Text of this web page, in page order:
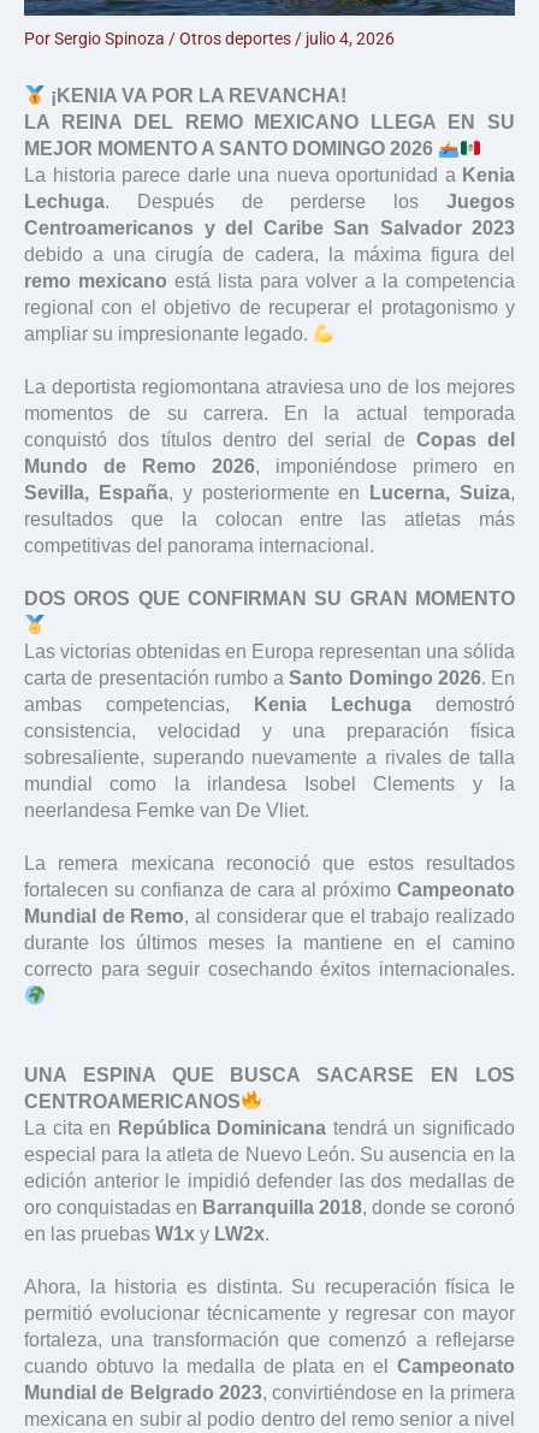
PorSergio Spinoza /Otros deportes / julio 4, 2026
¡KENIA VA POR LA REVANCHA!
LA REINA DEL REMO MEXICANO LLEGA EN SU
MEJOR MOMENTO A SANTO DOMINGO 2026
La historia parece darle una nueva oportunidad a Kenia
Lechuga. Después de perderse los Juegos
Centroamericanos y del Caribe San Salvador 2023
debido a una cirugía de cadera, la máxima figura del
remo mexicano está lista para volver a la competencia
regional con el objetivo de recuperar el protagonismo y
ampliar su impresionante legado.
La deportista regiomontana atraviesa uno de los mejores
momentos de su carrera. En la actual temporada
conquistó dos títulos dentro del serial de Copas del
Mundo de Remo 2026, imponiéndose primero en
Sevilla, España, y posteriormente en Lucerna, Suiza,
resultados que la colocan entre las atletas más
competitivas del panorama internacional.
DOS OROS QUE CONFIRMAN SU GRAN MOMENTO
Las victorias obtenidas en Europa representan una sólida
carta de presentación rumbo aSanto Domingo 2026. En
ambas competencias,
Kenia Lechuga demostró
consistencia, velocidad y una preparación física
sobresaliente, superando nuevamente a rivales de talla
mundial como la irlandesa Isobel Clements y la
neerlandesa Femke van De Vliet.
La remera mexicana reconoció que estos resultados
fortalecen su confianza de cara al próximo Campeonato
Mundial de Remo, al considerar que el trabajo realizado
durante los últimos meses la mantiene en el camino
correcto para seguir cosechando éxitos internacionales.
UNA ESPINA QUE BUSCA SACARSE EN LOS
CENTROAMERICANOS
La cita en República Dominicana tendrá un significado
especial para la atleta de Nuevo León. Su ausencia en la
edición anterior le impidió defender las dos medallas de
oro conquistadas en Barranquilla 2018, donde se coronó
en las pruebas W1x y LW2x.
Ahora, la historia es distinta. Su recuperación física le
permitió evolucionar técnicamente y regresar con mayor
fortaleza, una transformación que comenzó a reflejarse
cuando obtuvo la medalla de plata en el Campeonato
Mundial de Belgrado 2023, convirtiéndose en la primera
mexicana en subir al podio dentro del remo senior a nivel